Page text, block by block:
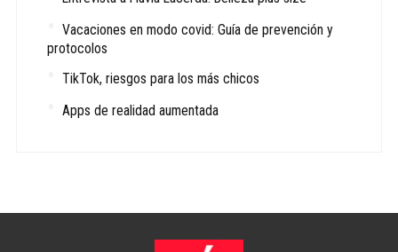
Vacaciones en modo covid: Guía de prevención y
protocolos
TikTok, riesgos para los más chicos
Apps de realidad aumentada